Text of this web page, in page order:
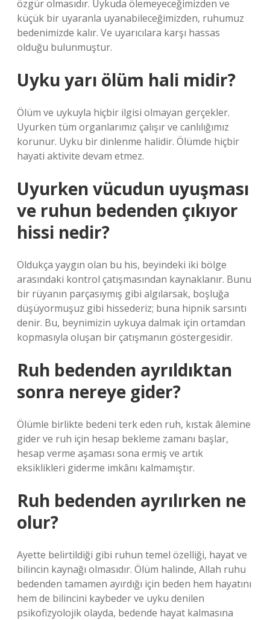
özgür olmasıdır. Uykuda ölemeyeceğimizden ve
küçük bir uyaranla uyanabileceğimizden, ruhumuz
bedenimizde kalır. Ve uyarıcılara karşı hassas
olduğu bulunmuştur.
Uyku yarı ölüm hali midir?
Ölüm ve uykuyla hiçbir ilgisi olmayan gerçekler.
Uyurken tüm organlarımız çalışır ve canlılığımız
korunur. Uyku bir dinlenme halidir. Ölümde hiçbir
hayati aktivite devam etmez.
Uyurken vücudun uyuşması
ve ruhun bedenden çıkıyor
hissi nedir?
Oldukça yaygın olan bu his, beyindeki iki bölge
arasındaki kontrol çatışmasından kaynaklanır. Bunu
bir rüyanın parçasıymış gibi algılarsak, boşluğa
düşüyormuşuz gibi hissederiz; buna hipnik sarsıntı
denir. Bu, beynimizin uykuya dalmak için ortamdan
kopmasıyla oluşan bir çatışmanın göstergesidir.
Ruh bedenden ayrıldıktan
sonra nereye gider?
Ölümle birlikte bedeni terk eden ruh, kıstak âlemine
gider ve ruh için hesap bekleme zamanı başlar,
hesap verme aşaması sona ermiş ve artık
eksiklikleri giderme imkânı kalmamıştır.
Ruh bedenden ayrılırken ne
olur?
Ayette belirtildiği gibi ruhun temel özelliği, hayat ve
bilincin kaynağı olmasıdır. Ölüm halinde, Allah ruhu
bedenden tamamen ayırdığı için beden hem hayatını
hem de bilincini kaybeder ve uyku denilen
psikofizyolojik olayda, bedende hayat kalmasına